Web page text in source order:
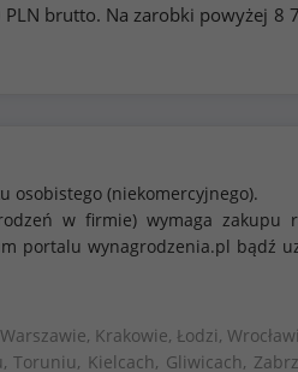
PLN brutto. Na zarobki powyżej 8
osobistego (niekomercyjnego).
w firmie) wymaga
portalu wynagrodzenia.pl bądź
Krakowie, Łodzi,
Toruniu, Kielcach, Gliwicach,